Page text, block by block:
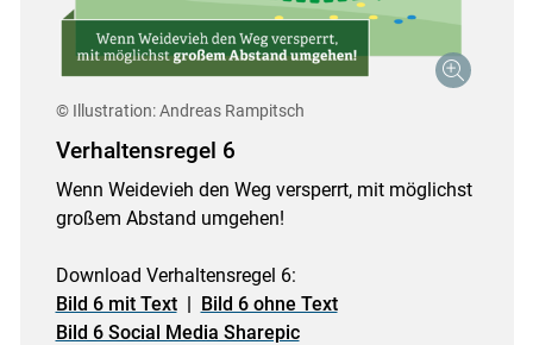
© Illustration: Andreas Rampitsch
Verhaltensregel 6
Wenn Weidevieh den Weg versperrt, mit möglichst
großem Abstand umgehen!
Download Verhaltensregel 6:
Bild 6 mit Text| Bild 6 ohne Text
Bild 6 Social Media Sharepic